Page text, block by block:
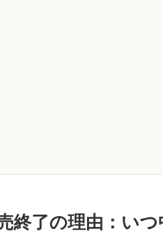
終了の理由：い